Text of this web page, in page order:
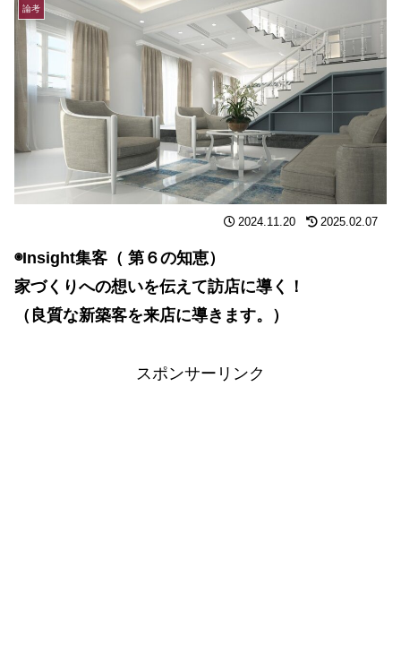
論考
2024.11.20 2025.02.07
◉Insight集客（ 第６の知恵）
家づくりへの想いを伝えて訪店に導く！
（良質な新築客を来店に導きます。）
スポンサーリンク